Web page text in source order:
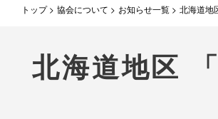
トップ 協会について お知らせ一覧 北海道地
北海道地区